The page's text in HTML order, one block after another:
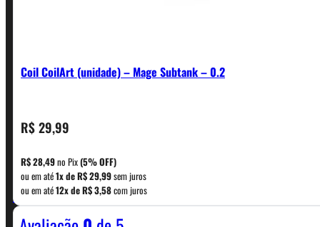
Coil CoilArt (unidade) – Mage Subtank – 0.2
R$29,99
R$28,49no Pix(5% OFF)
ou em até1x deR$29,99sem juros
ou em até12x deR$3,58com juros
CONTATO
WhatsApp: (11) 5229-0120